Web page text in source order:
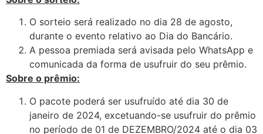
O sorteio será realizado no dia 28 de agosto,
durante o evento relativo ao Dia do Bancário.
A pessoa premiada será avisada pelo WhatsApp e
comunicada da forma de usufruir do seu prêmio.
Sobre o prêmio:
O pacote poderá ser usufruído até dia 30 de
janeiro de 2024, excetuando-se usufruir do prêmio
no período de 01 de DEZEMBRO/2024 até o dia 03